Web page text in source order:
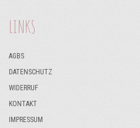
LINKS
AGBS
DATENSCHUTZ
WIDERRUF
KONTAKT
IMPRESSUM